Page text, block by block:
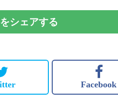
シェアする
Facebook